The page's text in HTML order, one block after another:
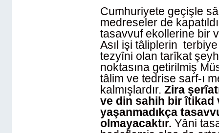
Cumhuriyete geçişle
medreseler de
tasavvuf ekollerine bir
Asıl işi tâliplerin
tezyîni olan tarîkat
noktasına getirilmiş
tâlim ve tedrise sarf-ı
kalmışlardır. Zira
ve din sahih bir îtikad
yaşanmadıkça
olmayacaktır. Yâni